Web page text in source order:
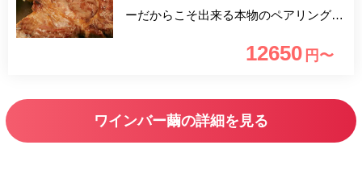
ーだからこそ出来る本物のペアリングで
ワイン・イタリア・ピエモンテ地方）
Guyollot) (白ワイン・フランス・ロワー
12650 円〜
ワインバー繭の詳細を見る